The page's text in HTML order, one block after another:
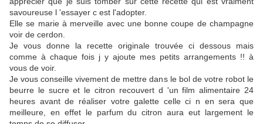
savoureuse l 'essayer c est l'adopter.
Elle se marie à merveille avec une bonne coupe de champagne
voir de cerdon.
Je vous donne la recette originale trouvée ci dessous mais
comme à chaque fois j y ajoute mes petits arrangements !! à
vous de voir.
Je vous conseille vivement de mettre dans le bol de votre robot le
beurre le sucre et le citron recouvert d 'un film alimentaire 24
heures avant de réaliser votre galette celle ci n en sera que
meilleure, en effet le parfum du citron aura eut largement le